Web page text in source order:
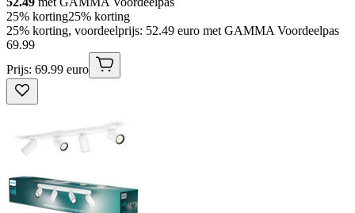
25% korting25% korting
25% korting, voordeelprijs: 52.49 euro met GAMMA Voordeelpas
69.99
Prijs: 69.99 euro